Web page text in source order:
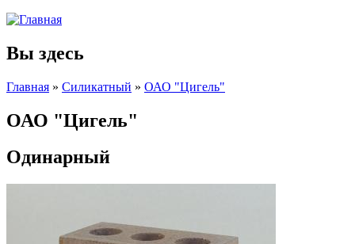
Вы здесь
Главная » Силикатный » ОАО "Цигель"
ОАО "Цигель"
Одинарный